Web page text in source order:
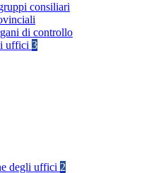
consiliari
di controllo
uffici 3
degli uffici 2